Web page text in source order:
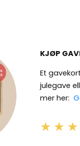
KJØP
Et
julegave
mer her: